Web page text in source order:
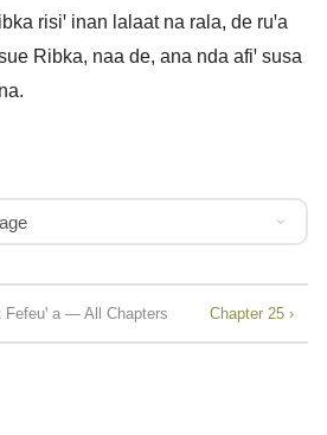
risiꞌ inan lalaat na rala, de ruꞌa
Ribka, naa de, ana nda afiꞌ susa
Fefeuꞌ a — All Chapters Chapter 25 ›